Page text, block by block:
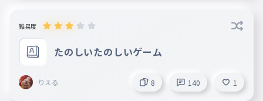
な時間から夏休みの宿題をやろうと思います。みんなも頑張
ろう！！💪🏻
難易度
たのしいたのしいゲーム
りえる 8 140 1